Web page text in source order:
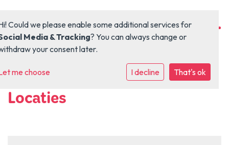
Home
Organisatie
Locaties
Could we please enable some additional services for
Media & Tracking? You can always change or
your consent later.
me choose I decline That's ok